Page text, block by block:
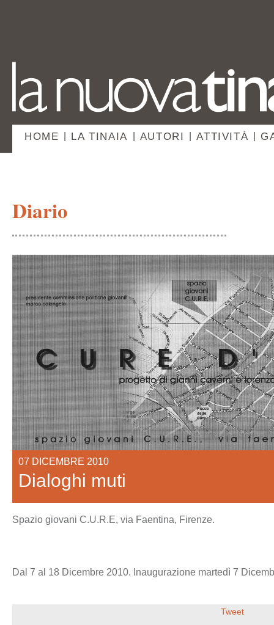
HOME LA TINAIA AUTORI ATTIVITÀ
Diario
07 DICEMBRE 2010
Dialoghi muti
Spazio giovani C.U.R.E, via Faentina, Firenze.
Dal 7 al 18 Dicembre 2010. Inaugurazione martedì 7
Tweet